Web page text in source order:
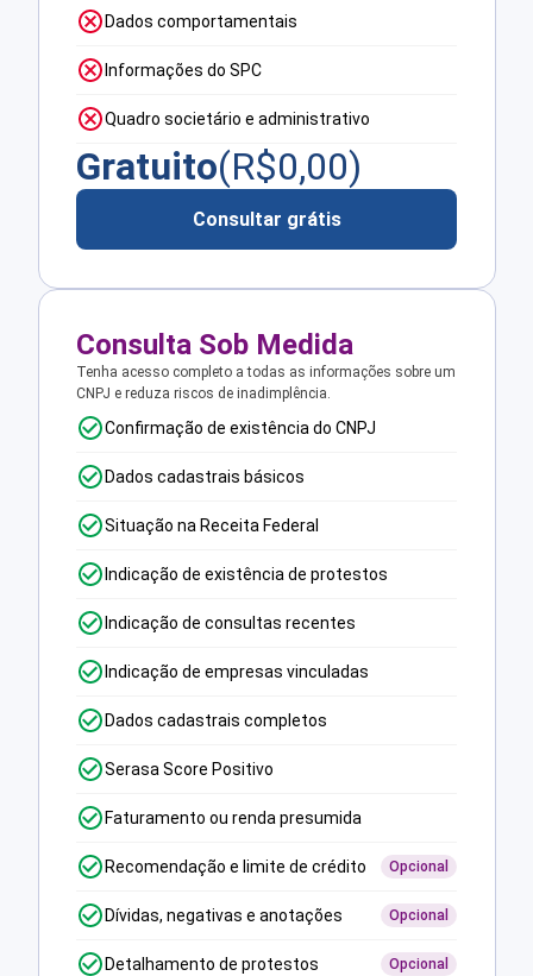
Dados comportamentais
Informações do SPC
Quadro societário e administrativo
Gratuito(R$0,00)
Consultar grátis
Consulta Sob Medida
Tenha acesso completo a todas as informações sobre um
CNPJ e reduza riscos de inadimplência.
Confirmação de existência do CNPJ
Dados cadastrais básicos
Situação na Receita Federal
Indicação de existência de protestos
Indicação de consultas recentes
Indicação de empresas vinculadas
Dados cadastrais completos
Serasa Score Positivo
Faturamento ou renda presumida
Recomendação e limite de crédito Opcional
Dívidas, negativas e anotações Opcional
Detalhamento de protestos Opcional